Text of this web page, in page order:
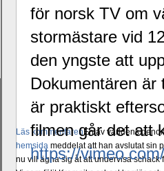
Läs kommentaren En av världens
hemsida meddelat att han avslutat sin
nu vill ägna sig åt att undervisa
för norsk TV om
stormästare vid
den yngste att
Dokumentären
är praktiskt
filmen går det att
https://